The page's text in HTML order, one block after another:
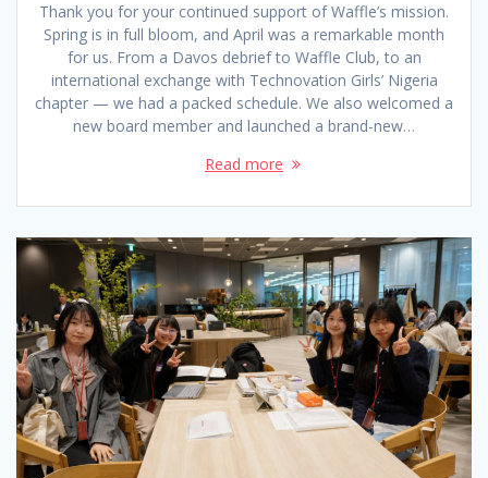
Thank you for your continued support of Waffle’s mission.
Spring is in full bloom, and April was a remarkable month
for us. From a Davos debrief to Waffle Club, to an
international exchange with Technovation Girls’ Nigeria
chapter — we had a packed schedule. We also welcomed a
new board member and launched a brand-new…
Read more